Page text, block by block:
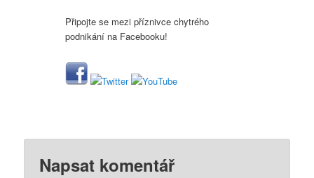
Připojte se mezi příznivce chytrého
podnikání na Facebooku!
Napsat komentář